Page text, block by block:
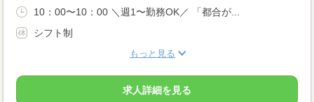
10：00〜10：00 ＼週1〜勤務OK／ 「都合が...
シフト制
もっと見る
求人詳細を見る